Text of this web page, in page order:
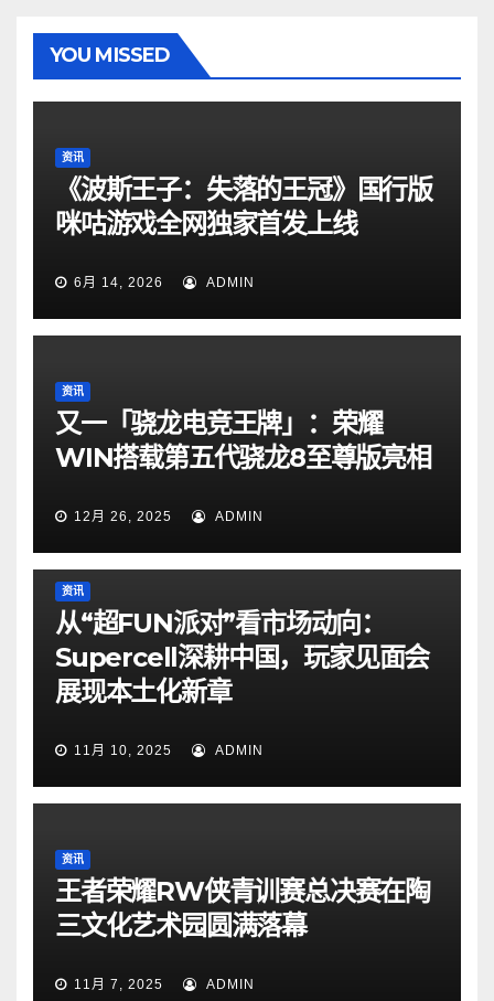
YOU MISSED
资讯
《波斯王子：失落的王冠》国行版
咪咕游戏全网独家首发上线
6月 14, 2026 ADMIN
资讯
又一「骁龙电竞王牌」：荣耀
WIN搭载第五代骁龙8至尊版亮相
12月 26, 2025 ADMIN
资讯
从“超FUN派对”看市场动向：
Supercell深耕中国，玩家见面会
展现本土化新章
11月 10, 2025 ADMIN
资讯
王者荣耀RW侠青训赛总决赛在陶
三文化艺术园圆满落幕
11月 7, 2025 ADMIN